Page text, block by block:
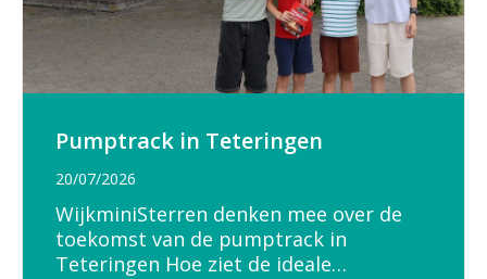
Pumptrack in Teteringen
20/07/2026
WijkminiSterren denken mee over de
toekomst van de pumptrack in
Teteringen Hoe ziet de ideale…